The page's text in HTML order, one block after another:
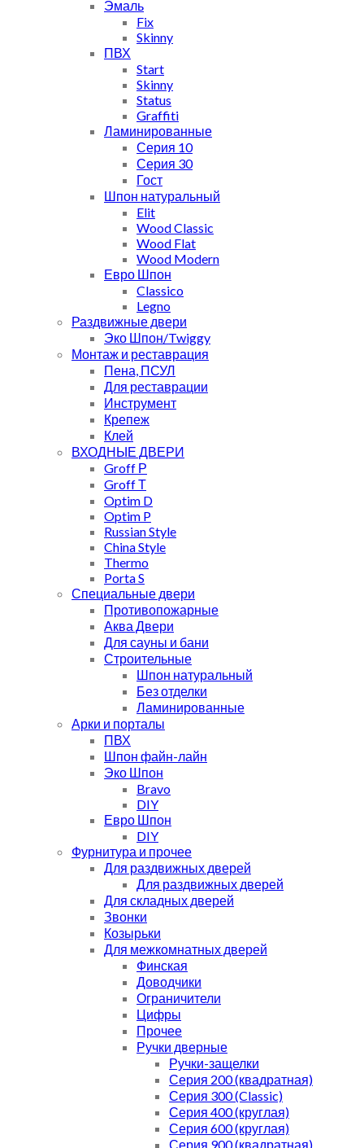
Эмаль
Fix
Skinny
ПВХ
Start
Skinny
Status
Graffiti
Ламинированные
Серия 10
Серия 30
Гост
Шпон натуральный
Elit
Wood Classic
Wood Flat
Wood Modern
Евро Шпон
Classico
Legno
Раздвижные двери
Эко Шпон/Twiggy
Монтаж и реставрация
Пена, ПСУЛ
Для реставрации
Инструмент
Крепеж
Клей
ВХОДНЫЕ ДВЕРИ
Groff Р
Groff Т
Optim D
Optim P
Russian Style
China Style
Thermo
Porta S
Специальные двери
Противопожарные
Аква Двери
Для сауны и бани
Строительные
Шпон натуральный
Без отделки
Ламинированные
Арки и порталы
ПВХ
Шпон файн-лайн
Эко Шпон
Bravo
DIY
Евро Шпон
DIY
Фурнитура и прочее
Для раздвижных дверей
Для раздвижных дверей
Для складных дверей
Звонки
Козырьки
Для межкомнатных дверей
Финская
Доводчики
Ограничители
Цифры
Прочее
Ручки дверные
Ручки-защелки
Серия 200 (квадратная)
Серия 300 (Classic)
Серия 400 (круглая)
Серия 600 (круглая)
Серия 900 (квадратная)